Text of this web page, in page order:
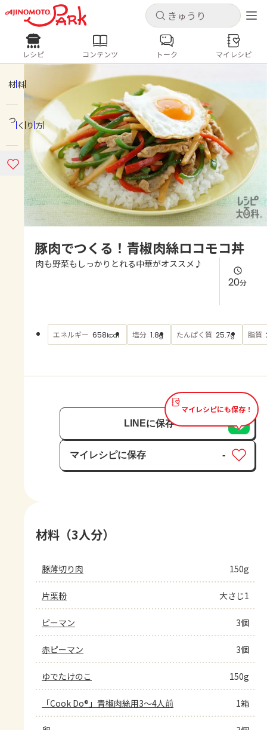
キャンセル
ログインするとレシピを保存できます
ログイン 新規登録
ホーム
コンテンツ
レシピ
よくあるお問い合わせ
AJINOMOTO PARK とは
キャンセル
レシピ コンテンツ
人気の食材・レシピ
きゅうり なす トマト
とうもろこし
ピーマン
みょうが ゴーヤ
レシピ コンテンツ トーク マイレシピ
材料
つくり方
豚肉でつくる！青椒肉絲ロコモコ丼
肉も野菜もしっかりとれる中華がオススメ♪
20分
エネルギー 658kcal 塩分 1.8g たんぱく質 25.7g 脂質
マイレシピにも保存！
LINEに保存
マイレシピに保存
保存済み
-
材料（3人分）
豚薄切り肉 150g
片栗粉 大さじ1
ピーマン 3個
赤ピーマン 3個
ゆでたけのこ 150g
「Cook Do®」青椒肉絲用3～4人前 1箱